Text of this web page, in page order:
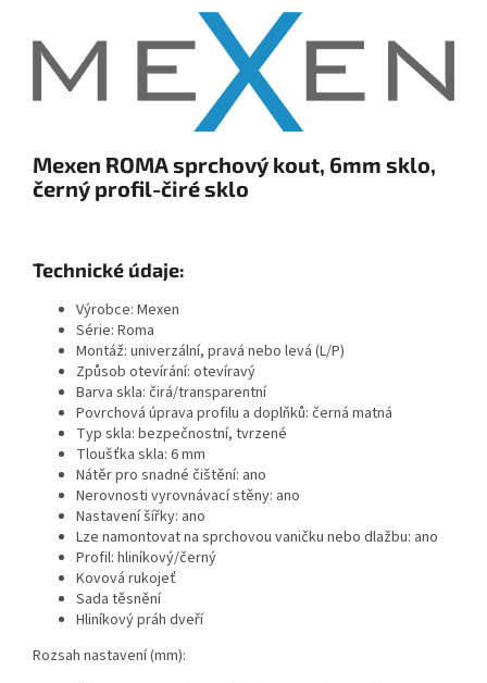
Mexen ROMA sprchový kout, 6mm sklo,
černý profil-čiré sklo
Technické údaje:
Výrobce: Mexen
Série: Roma
Montáž: univerzální, pravá nebo levá (L/P)
Způsob otevírání: otevíravý
Barva skla: čirá/transparentní
Povrchová úprava profilu a doplňků: černá matná
Typ skla: bezpečnostní, tvrzené
Tloušťka skla: 6 mm
Nátěr pro snadné čištění: ano
Nerovnosti vyrovnávací stěny: ano
Nastavení šířky: ano
Lze namontovat na sprchovou vaničku nebo dlažbu: ano
Profil: hliníkový/černý
Kovová rukojeť
Sada těsnění
Hliníkový práh dveří
Rozsah nastavení (mm):